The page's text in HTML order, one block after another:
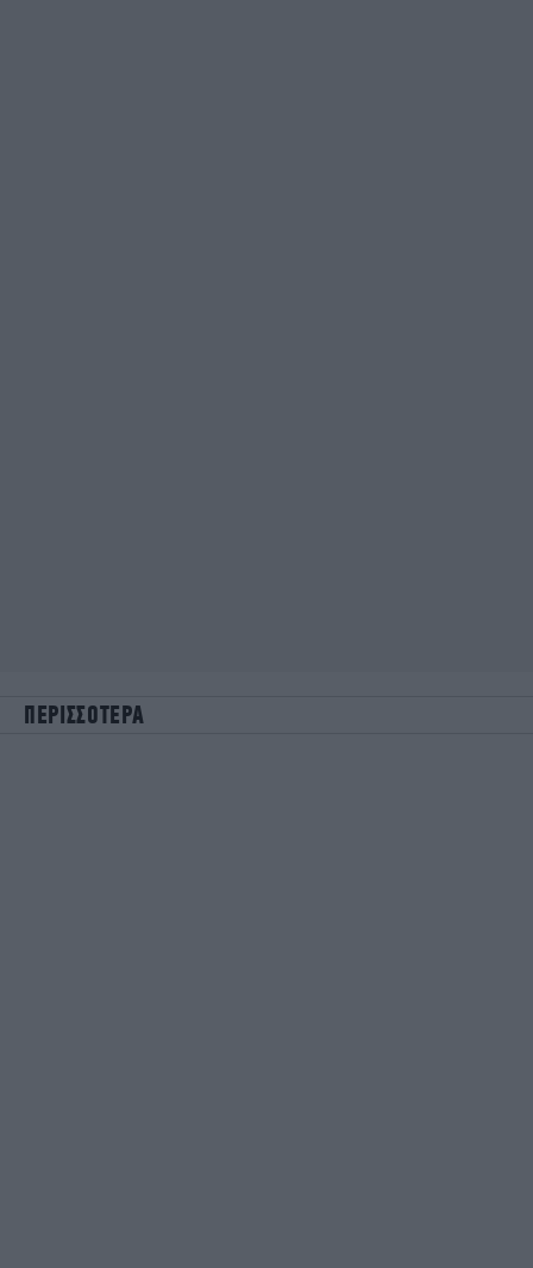
ΠΕΡΙΣΣΟΤΕΡΑ